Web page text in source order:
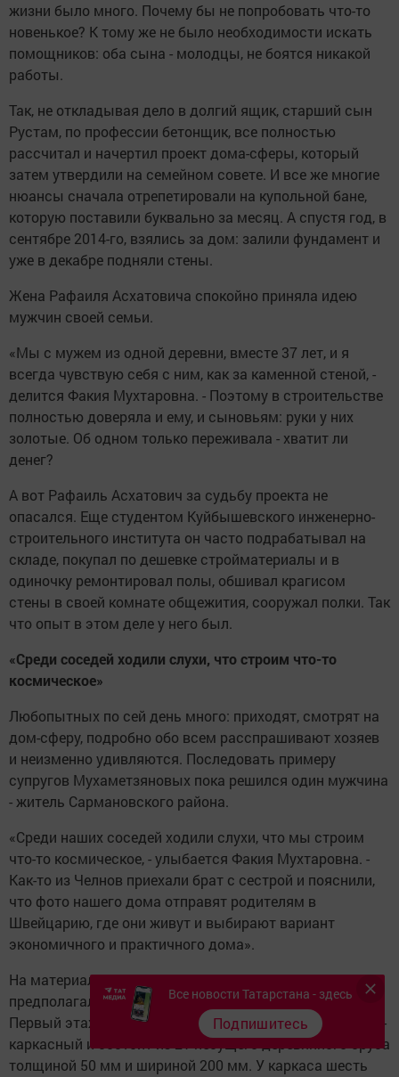
жизни было много. Почему бы не попробовать что-то
новенькое? К тому же не было необходимости искать
помощников: оба сына - молодцы, не боятся никакой
работы.
Так, не откладывая дело в долгий ящик, старший сын
Рустам, по профессии бетонщик, все полностью
рассчитал и начертил проект дома-сферы, который
затем утвердили на семейном совете. И все же многие
нюансы сначала отрепетировали на купольной бане,
которую поставили буквально за месяц. А спустя год, в
сентябре 2014-го, взялись за дом: залили фундамент и
уже в декабре подняли стены.
Жена Рафаиля Асхатовича спокойно приняла идею
мужчин своей семьи.
«Мы с мужем из одной деревни, вместе 37 лет, и я
всегда чувствую себя с ним, как за каменной стеной, -
делится Факия Мухтаровна. - Поэтому в строительстве
полностью доверяла и ему, и сыновьям: руки у них
золотые. Об одном только переживала - хватит ли
денег?
А вот Рафаиль Асхатович за судьбу проекта не
опасался. Еще студентом Куйбышевского инженерно-
строительного института он часто подрабатывал на
складе, покупал по дешевке стройматериалы и в
одиночку ремонтировал полы, обшивал крагисом
стены в своей комнате общежития, сооружал полки. Так
что опыт в этом деле у него был.
«Среди соседей ходили слухи, что строим что-то
космическое»
Любопытных по сей день много: приходят, смотрят на
дом-сферу, подробно обо всем расспрашивают хозяев
и неизменно удивляются. Последовать примеру
супругов Мухаметзяновых пока решился один мужчина
- житель Сармановского района.
«Среди наших соседей ходили слухи, что мы строим
что-то космическое, - улыбается Факия Мухтаровна. -
Как-то из Челнов приехали брат с сестрой и пояснили,
что фото нашего дома отправят родителям в
Швейцарию, где они живут и выбирают вариант
экономичного и практичного дома».
На материалах челнинцы решили не экономить - дом
предполагался для долгосрочного проживания.
Первый этаж построен с помощью газобетона, второй -
каркасный и состоит из 21 несущего деревянного бруса
толщиной 50 мм и шириной 200 мм. У каркаса шесть
Все новости Татарстана - здесь
Подпишитесь